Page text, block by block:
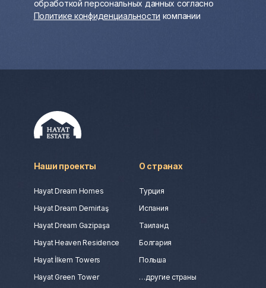
обработкой персональных данных согласно
Политике конфиденциальности компании
Наши проекты
Hayat Dream Homes
Hayat Dream Demirtaş
Hayat Dream Gazipaşa
Hayat Heaven Residence
Hayat İlkem Towers
Hayat Green Tower
О странах
Турция
Испания
Таиланд
Болгария
Польша
…другие страны